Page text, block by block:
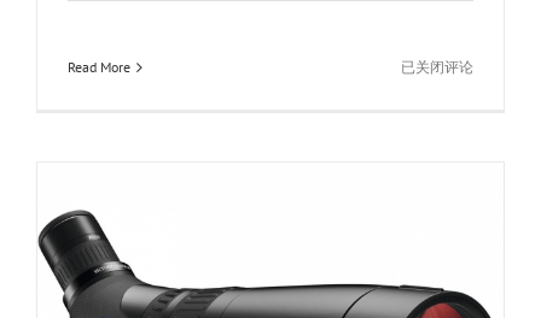
Read More
德
单
筒
已关闭评论